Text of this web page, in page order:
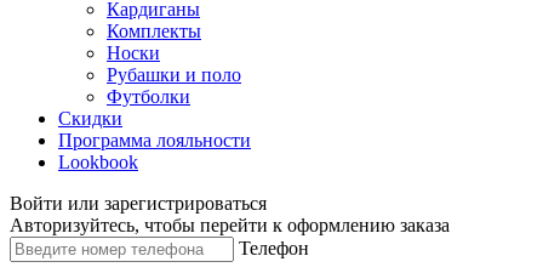
Кардиганы
Комплекты
Носки
Рубашки и поло
Футболки
Скидки
Программа лояльности
Lookbook
Войти или зарегистрироваться
Авторизуйтесь, чтобы перейти к оформлению заказа
Телефон